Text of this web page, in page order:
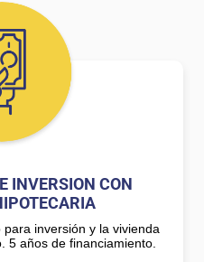
INVERSION CON
inversión y la vivienda
5 años de financiamiento.